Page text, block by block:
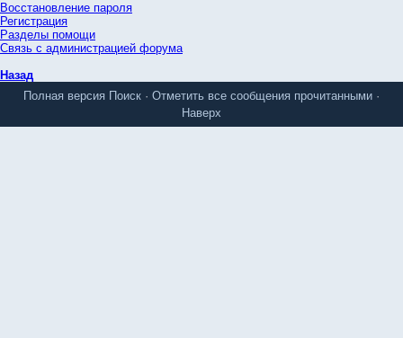
Восстановление пароля
Регистрация
Разделы помощи
Связь с администрацией форума
Назад
Полная версия Поиск · Отметить все сообщения прочитанными ·
Наверх